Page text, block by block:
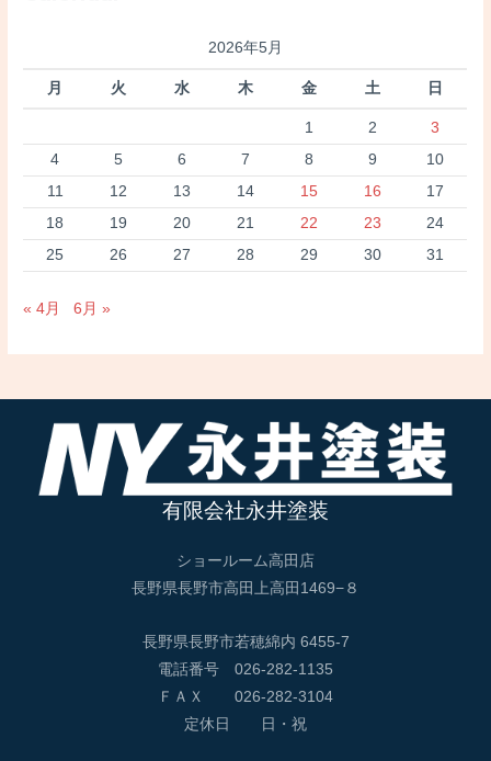
2026年5月
月 火 水 木 金 土 日
1 2
3
4
5 6 7 8 9
10
11
12 13 14 15 16
17
18
19 20 21 22 23
24
25
26 27 28 29 30 31
« 4月 6月 »
有限会社永井塗装
ショールーム高田店
長野県長野市高田上高田1469−８
長野県長野市若穂綿内 6455-7
電話番号 026-282-1135
ＦＡＸ 026-282-3104
定休日 日・祝